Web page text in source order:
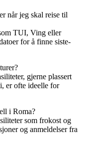
når jeg skal reise til
TUI, Ving eller
for å finne siste-
gjerne plassert
er ofte ideelle for
i Roma?
som frokost og
og anmeldelser fra